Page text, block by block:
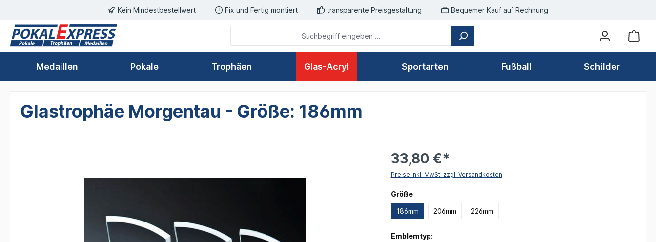
Zur Hauptnavigation springenKein Mindestbestellwert Fix und Fertig montiert transparente Preisgestaltung Bequemer Kauf auf Rechnung
Medaillen Pokale Trophäen Glas-Acryl Sportarten Fußball Schilder
Glastrophäe Morgentau - Größe: 186mm
33,80 €*
Preise inkl. MwSt. zzgl. Versandkosten
Größeauswählen
186mm 206mm 226mm
Emblemtyp: